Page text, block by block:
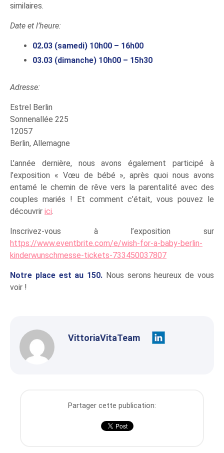
similaires.
Date et l’heure:
02.03 (samedi) 10h00 – 16h00
03.03 (dimanche) 10h00 – 15h30
Adresse:
Estrel Berlin
Sonnenallée 225
12057
Berlin, Allemagne
L’année dernière, nous avons également participé à
l’exposition « Vœu de bébé », après quoi nous avons
entamé le chemin de rêve vers la parentalité avec des
couples mariés ! Et comment c’était, vous pouvez le
découvrir ici.
Inscrivez-vous à l’exposition sur
https://www.eventbrite.com/e/wish-for-a-baby-berlin-
kinderwunschmesse-tickets-733450037807
Notre place est au 150. Nous serons heureux de vous
voir !
VittoriaVitaTeam
Partager cette publication: